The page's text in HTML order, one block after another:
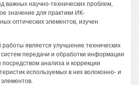
важных научно-технических проблем,
значение для практики ИК-
оптических элементов, изучен
является улучшение технических
систем передачи и обработки информации
анализа и коррекции
используемых в них волоконно- и
элементов.